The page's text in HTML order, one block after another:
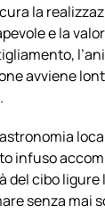
cura la
e la
avviene
infuso
del cibo
senza mai